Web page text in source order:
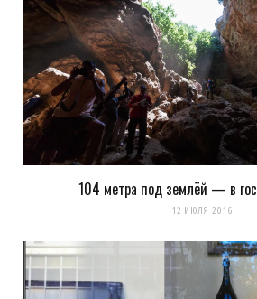
104 метра под землёй — в
12 ИЮЛЯ 2016